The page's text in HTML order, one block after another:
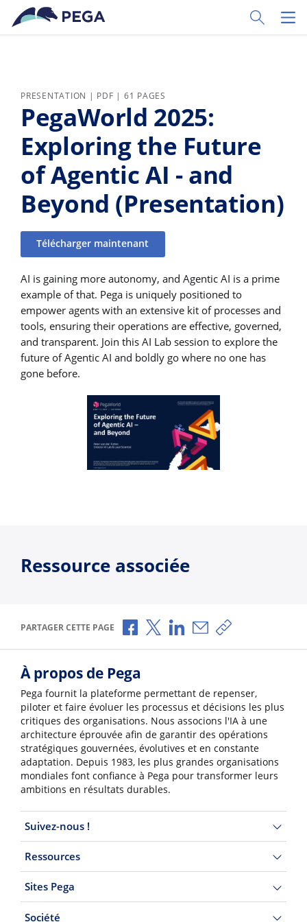
Passer directement au contenu principal
Toggle
PRESENTATION | PDF | 61 PAGES
PegaWorld 2025:
Exploring the Future
of Agentic AI - and
Beyond (Presentation)
Télécharger maintenant
AI is gaining more autonomy, and Agentic AI is a prime
example of that. Pega is uniquely positioned to
empower agents with an extensive kit of processes and
tools, ensuring their operations are effective, governed,
and transparent. Join this AI Lab session to explore the
future of Agentic AI and boldly go where no one has
gone before.
Ressource associée
PARTAGER CETTE PAGE Partager via Facebook
Partager via X
Partager via LinkedIn
Partager par e-mail
Copier le lien
À propos de Pega
Pega fournit la plateforme permettant de repenser,
piloter et faire évoluer les processus et décisions les plus
critiques des organisations. Nous associons l'IA à une
architecture éprouvée afin de garantir des opérations
stratégiques gouvernées, évolutives et en constante
adaptation. Depuis 1983, les plus grandes organisations
mondiales font confiance à Pega pour transformer leurs
ambitions en résultats durables.
Suivez-nous !
Ressources
Sites Pega
Société